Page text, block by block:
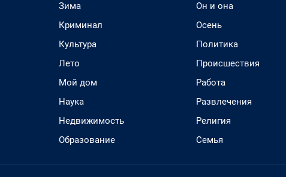
Зима
Криминал
Культура
Лето
Мой дом
Наука
Недвижимость
Образование
Он и она
Осень
Политика
Происшествия
Работа
Развлечения
Религия
Семья